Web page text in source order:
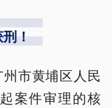
！
市黄埔区人民
案件审理的核